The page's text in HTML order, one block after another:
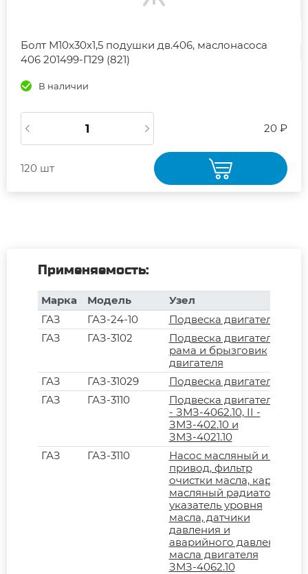
Болт М10х30х1,5 подушки дв.406, маслонасоса
406 201499-П29 (821)
В наличии
20 ₽
120 шт
Применяемость:
Марка Модель
Узел
ГАЗ
ГАЗ-24-10
Подвеска двигателя
ГАЗ
ГАЗ-3102
Подвеска двигателя,
рама и брызговик
двигателя
ГАЗ
ГАЗ-31029
Подвеска двигателя
ГАЗ
ГАЗ-3110
Подвеска двигателей. I
- ЗМЗ-4062.10, II -
ЗМЗ-402.10 и
ЗМЗ-4021.10
ГАЗ
ГАЗ-3110
Насос масляный и его
привод, фильтр
очистки масла, картер,
масляный радиатор,
указатель уровня
масла, датчики
давления и
аварийного давления
масла двигателя
ЗМЗ-4062.10